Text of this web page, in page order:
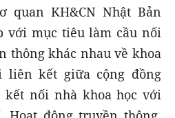
quan KH&CN Nhật Bản
với mục tiêu làm cầu nối
thông khác nhau về khoa
liên kết giữa cộng đồng
kết nối nhà khoa học với